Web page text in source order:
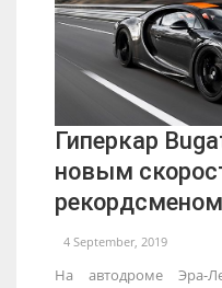
Гиперкар
новым
рекордсменом
4 September, 2019
На автодроме Эра-